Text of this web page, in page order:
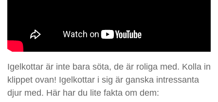
Igelkottar är inte bara söta, de är roliga med. Kolla in
klippet ovan! Igelkottar i sig är ganska intressanta
djur med. Här har du lite fakta om dem: